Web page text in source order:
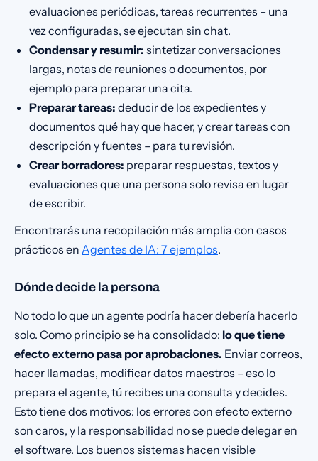
evaluaciones periódicas, tareas recurrentes – una
vez configuradas, se ejecutan sin chat.
Condensar y resumir: sintetizar conversaciones
largas, notas de reuniones o documentos, por
ejemplo para preparar una cita.
Preparar tareas: deducir de los expedientes y
documentos qué hay que hacer, y crear tareas con
descripción y fuentes – para tu revisión.
Crear borradores: preparar respuestas, textos y
evaluaciones que una persona solo revisa en lugar
de escribir.
Encontrarás una recopilación más amplia con casos
prácticos en Agentes de IA: 7 ejemplos.
Dónde decide la persona
No todo lo que un agente podría hacer debería hacerlo
solo. Como principio se ha consolidado: lo que tiene
efecto externo pasa por aprobaciones. Enviar correos,
hacer llamadas, modificar datos maestros – eso lo
prepara el agente, tú recibes una consulta y decides.
Esto tiene dos motivos: los errores con efecto externo
son caros, y la responsabilidad no se puede delegar en
el software. Los buenos sistemas hacen visible